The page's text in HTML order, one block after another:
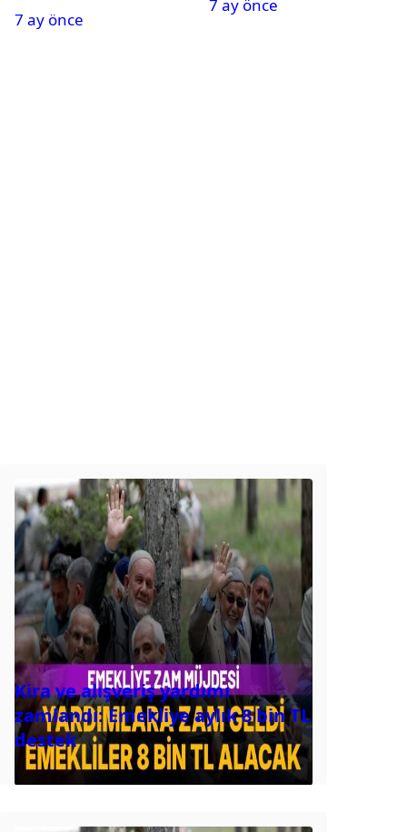
7 ay önce
7 ay önce
Kira ve alışveriş yardımı
zamlandı: Emekliye aylık 8 bin TL
destek